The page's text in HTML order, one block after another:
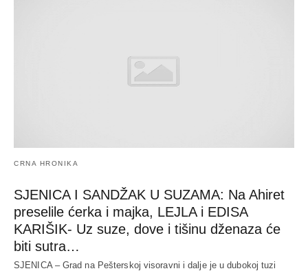
CRNA HRONIKA
SJENICA I SANDŽAK U SUZAMA: Na Ahiret
preselile ćerka i majka, LEJLA i EDISA
KARIŠIK- Uz suze, dove i tišinu dženaza će
biti sutra…
SJENICA – Grad na Pešterskoj visoravni i dalje je u dubokoj tuzi